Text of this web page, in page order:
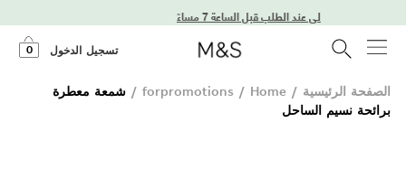
في اليوم التالي عند الطلب قبل الساعة 7 مساءً
تسجيل الدخول 0
الصفحة الرئيسية /
forpromotions / Home
/ شمعة معطرة
برائحة نسيم الساحل